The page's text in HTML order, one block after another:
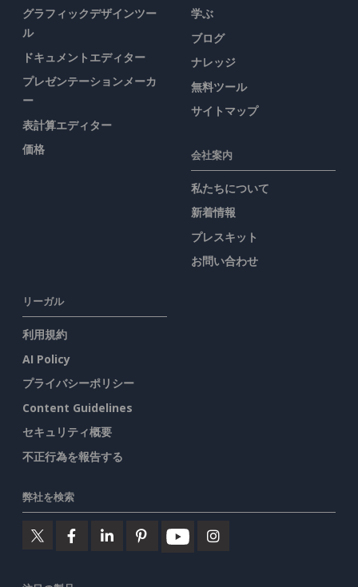
グラフィックデザインツー
ル
ドキュメントエディター
プレゼンテーションメーカ
ー
表計算エディター
価格
学ぶ
ブログ
ナレッジ
無料ツール
サイトマップ
会社案内
私たちについて
新着情報
プレスキット
お問い合わせ
リーガル
利用規約
AI Policy
プライバシーポリシー
Content Guidelines
セキュリティ概要
不正行為を報告する
弊社を検索